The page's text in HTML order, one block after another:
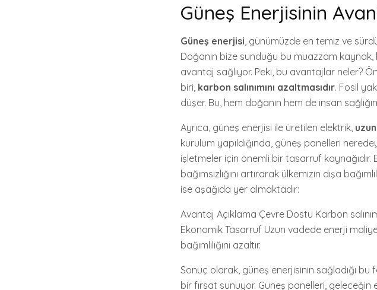
Güneş Enerjisinin
Güneş enerjisi, günümüzde en temiz ve
Doğanın bize sunduğu bu muazzam
avantaj sağlıyor. Peki, bu avantajlar neler?
biri, karbon salınımını azaltmasıdır. Fosil
düşer. Bu, hem doğanın hem de insan
Ayrıca, güneş enerjisi ile üretilen elektrik,
kurulum yapıldığında, güneş panelleri
işletmeler için önemli bir tasarruf kaynağıdır.
bağımsızlığını artırarak ülkemizin dışa
ise aşağıda yer almaktadır:
Avantaj Açıklama Çevre Dostu Karbon
Ekonomik Tasarruf Uzun vadede enerji
bağımlılığını azaltır.
Sonuç olarak, güneş enerjisinin sağladığı
bir fırsat sunuyor. Güneş panelleri,